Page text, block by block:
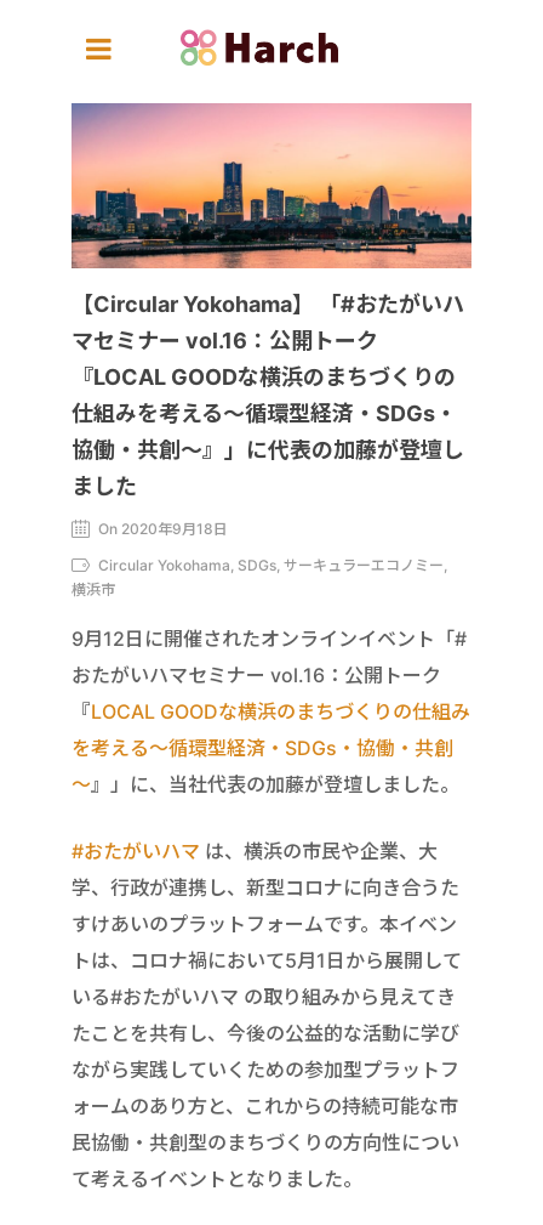
【Circular Yokohama】 「#おたがいハ
マセミナー vol.16：公開トーク
『LOCAL GOODな横浜のまちづくりの
仕組みを考える～循環型経済・SDGs・
協働・共創～』」に代表の加藤が登壇し
ました
On 2020年9月18日
Circular Yokohama, SDGs, サーキュラーエコノミー,
横浜市
9月12日に開催されたオンラインイベント「#
おたがいハマセミナー vol.16：公開トーク
『LOCAL GOODな横浜のまちづくりの仕組み
を考える～循環型経済・SDGs・協働・共創
～』」に、当社代表の加藤が登壇しました。
#おたがいハマ は、横浜の市民や企業、大
学、行政が連携し、新型コロナに向き合うた
すけあいのプラットフォームです。本イベン
トは、コロナ禍において5月1日から展開して
いる#おたがいハマ の取り組みから見えてき
たことを共有し、今後の公益的な活動に学び
ながら実践していくための参加型プラットフ
ォームのあり方と、これからの持続可能な市
民協働・共創型のまちづくりの方向性につい
て考えるイベントとなりました。